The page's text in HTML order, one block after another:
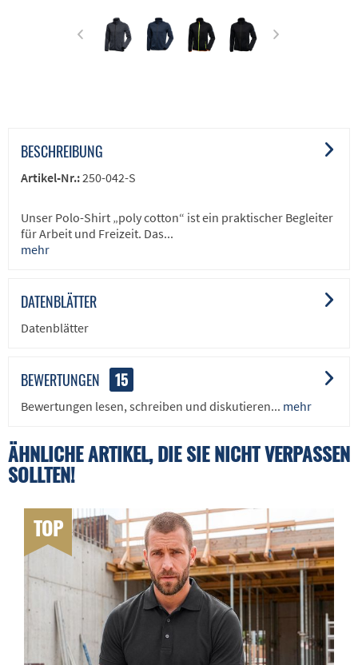
BESCHREIBUNG
Artikel-Nr.:250-042-S
Unser Polo-Shirt „poly cotton“ ist ein praktischer Begleiter
für Arbeit und Freizeit. Das...
mehr
DATENBLÄTTER
Datenblätter
BEWERTUNGEN 15
Bewertungen lesen, schreiben und diskutieren... mehr
ÄHNLICHE ARTIKEL, DIE SIE NICHT VERPASSEN
SOLLTEN!
TOP